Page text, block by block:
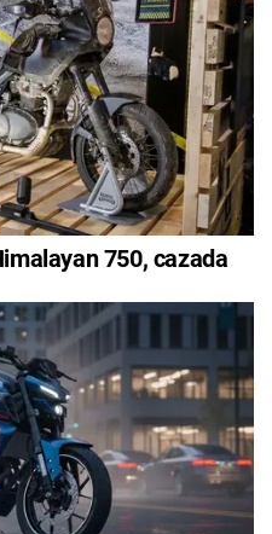
750, cazada